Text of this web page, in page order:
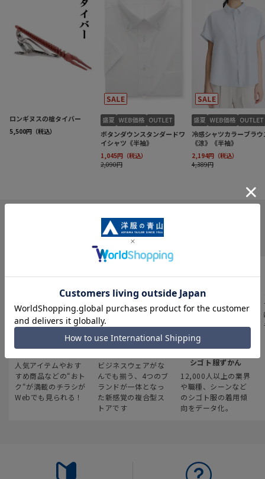
INFORMATION
最新のお買い得情報
人気アイテムやおす
すめ商品などの“おト
ク“が満載のチラシが
Webでも見られる！
スーツスクエア
ビジネスウェアがな
んでも揃う、4つのブ
ランドが一体となっ
た新感覚の複合型ス
トアです
みんなの
シゴト服ずかん
12,000人以上の業界
や職種、シーンなど
のシゴト服の着用傾
向をデータ化。